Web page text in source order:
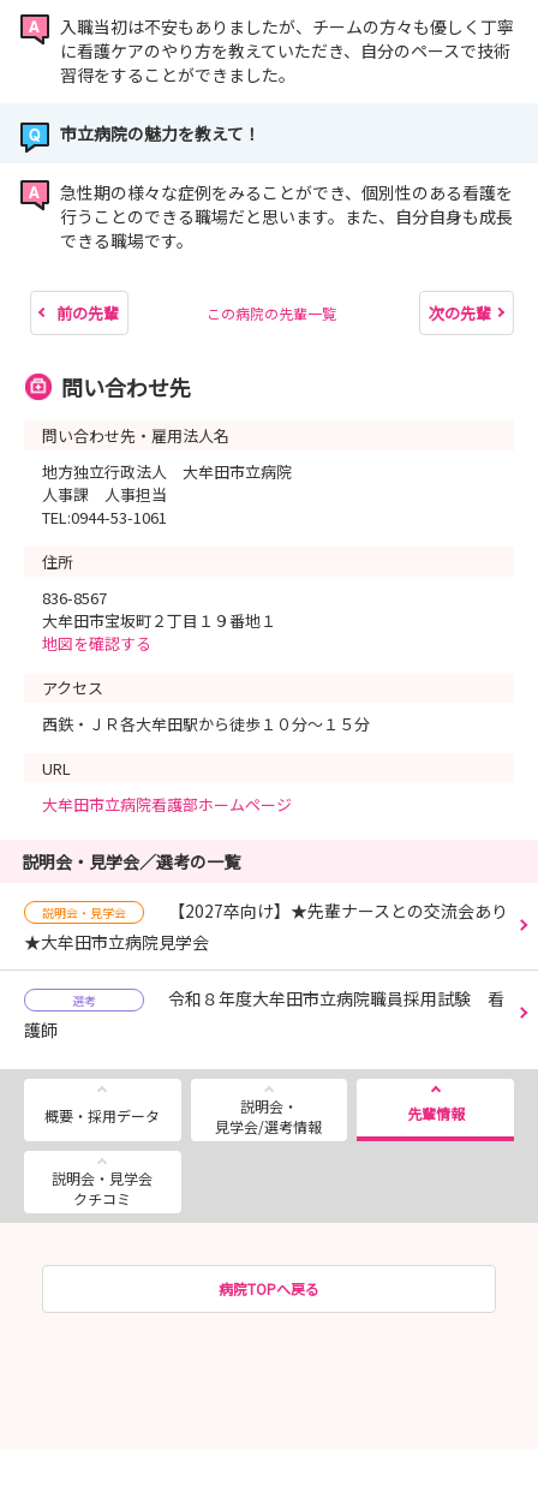
入職当初は不安もありましたが、チームの方々も優しく丁寧
に看護ケアのやり方を教えていただき、自分のペースで技術
習得をすることができました。
市立病院の魅力を教えて！
急性期の様々な症例をみることができ、個別性のある看護を
行うことのできる職場だと思います。また、自分自身も成長
できる職場です。
前の先輩 この病院の先輩一覧 次の先輩
問い合わせ先
問い合わせ先・雇用法人名
地方独立行政法人 大牟田市立病院
人事課 人事担当
TEL:0944-53-1061
住所
836-8567
大牟田市宝坂町２丁目１９番地１
地図を確認する
アクセス
西鉄・ＪＲ各大牟田駅から徒歩１０分～１５分
URL
大牟田市立病院看護部ホームページ
説明会・見学会／選考の一覧
説明会・見学会
【2027卒向け】★先輩ナースとの交流会あり
★大牟田市立病院見学会
選考
令和８年度大牟田市立病院職員採用試験 看
護師
概要・採用データ
説明会・
見学会/選考情報
先輩情報
説明会・見学会
クチコミ
病院TOPへ戻る